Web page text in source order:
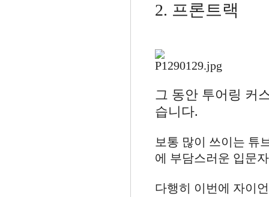
2. 프론트랙
그 동안 투어링 커
습니다.
보통 많이 쓰이는 튜
에 부담스러운 입문
다행히 이번에 자이